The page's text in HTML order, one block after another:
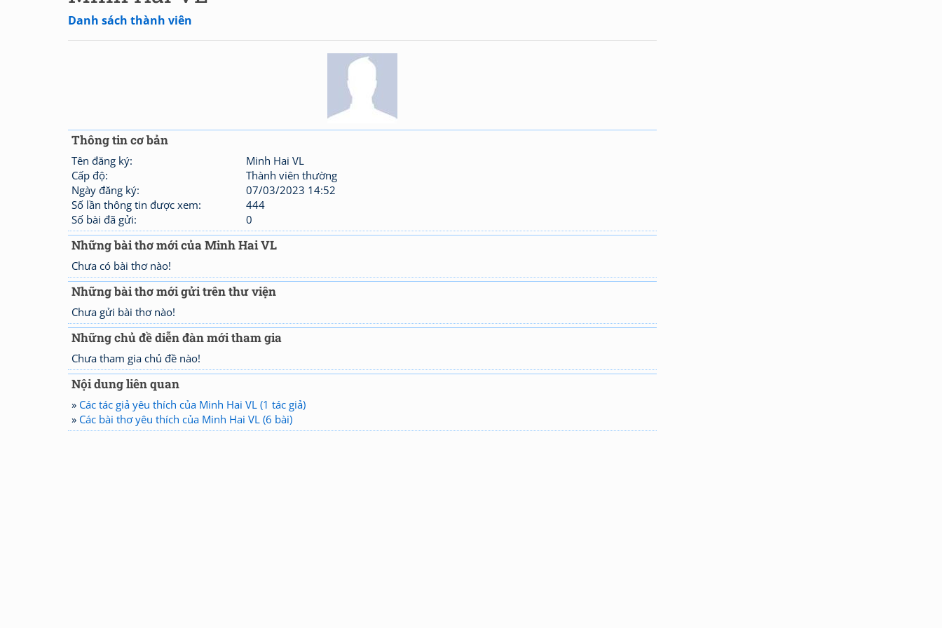
Danh sách thành viên
Thông tin cơ bản
Tên đăng ký:
Minh Hai VL
Cấp độ:
Thành viên thường
Ngày đăng ký:
07/03/2023 14:52
Số lần thông tin được xem:
444
Số bài đã gửi:
0
Những bài thơ mới của Minh Hai VL
Chưa có bài thơ nào!
Những bài thơ mới gửi trên thư viện
Chưa gửi bài thơ nào!
Những chủ đề diễn đàn mới tham gia
Chưa tham gia chủ đề nào!
Nội dung liên quan
» Các tác giả yêu thích của Minh Hai VL (1 tác giả)
» Các bài thơ yêu thích của Minh Hai VL (6 bài)